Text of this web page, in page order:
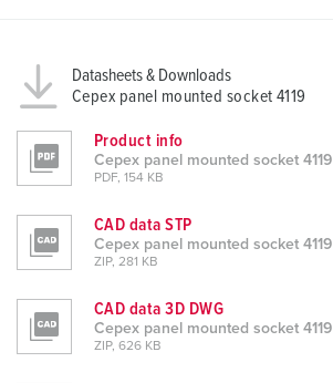
Datasheets & Downloads
Cepex panel mounted socket 4119
Product info
Cepex panel mounted socket 4119
PDF, 154 KB
CAD data STP
Cepex panel mounted socket 4119
ZIP, 281 KB
CAD data 3D DWG
Cepex panel mounted socket 4119
ZIP, 626 KB